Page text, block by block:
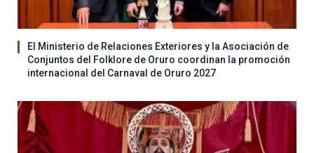
El Ministerio de Relaciones Exteriores y la Asociación de
Conjuntos del Folklore de Oruro coordinan la promoción
internacional del Carnaval de Oruro 2027